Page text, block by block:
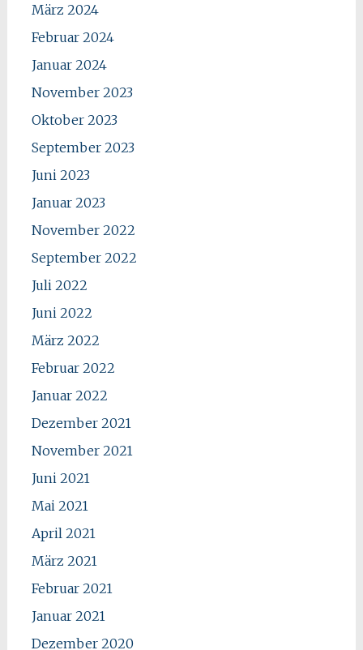
März 2024
Februar 2024
Januar 2024
November 2023
Oktober 2023
September 2023
Juni 2023
Januar 2023
November 2022
September 2022
Juli 2022
Juni 2022
März 2022
Februar 2022
Januar 2022
Dezember 2021
November 2021
Juni 2021
Mai 2021
April 2021
März 2021
Februar 2021
Januar 2021
Dezember 2020